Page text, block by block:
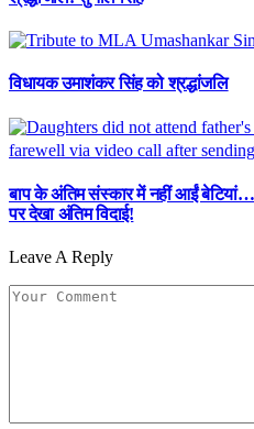
विधायक उमाशंकर सिंह को श्रद्धांजलि
बाप के अंतिम संस्कार में नहीं आईं
पर देखा अंतिम विदाई!
Leave A Reply